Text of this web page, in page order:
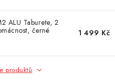
ALU Taburete, 2
černé
1 499 Kč
produktů